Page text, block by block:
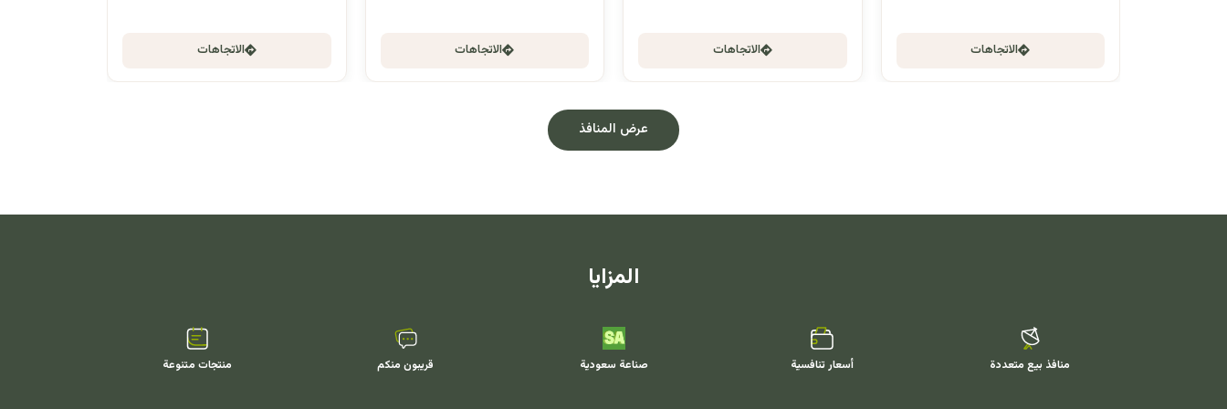
الاتجاهات الاتجاهات الاتجاهات الاتجاهات
عرض المنافذ
المزايا
منافذ بيع متعددة أسعار تنافسية صناعة سعودية قريبون منكم منتجات متنوعة